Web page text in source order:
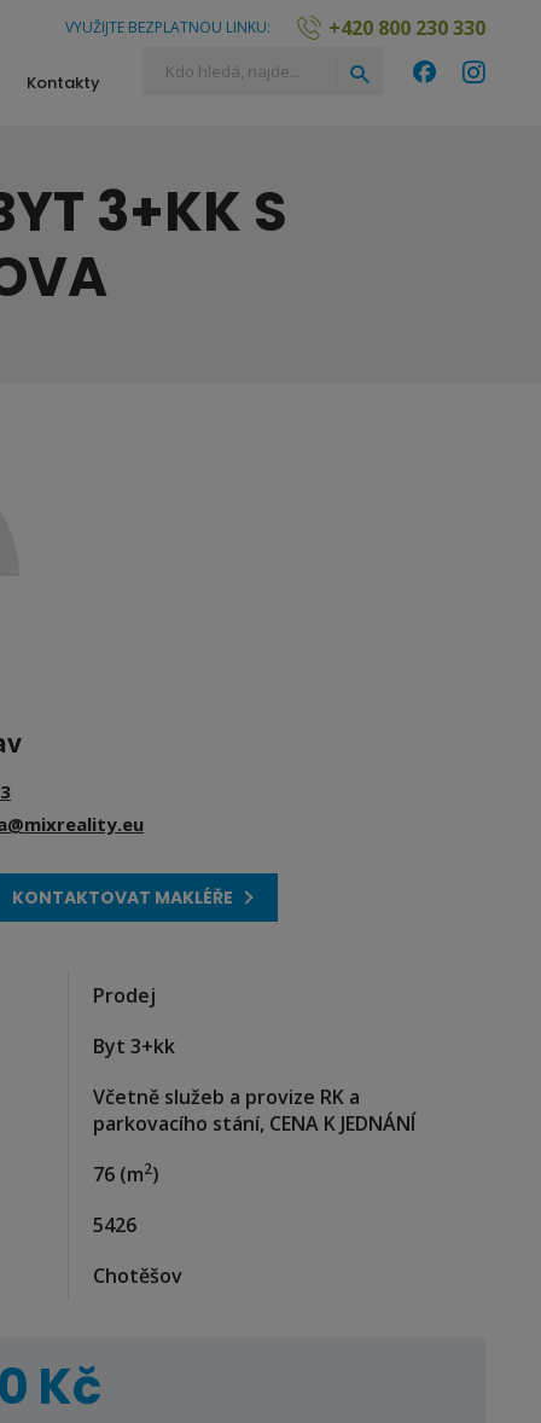
VYUŽIJTE BEZPLATNOU LINKU: +420 800 230 330
Kontakty
Vyhledávání Hledat
3+KK S
KONTAKTOVAT MAKLÉŘE
Prodej
Byt 3+kk
Včetně služeb a provize RK a
parkovacího stání, CENA K JEDNÁNÍ
76 (m2)
5426
Chotěšov
Kč